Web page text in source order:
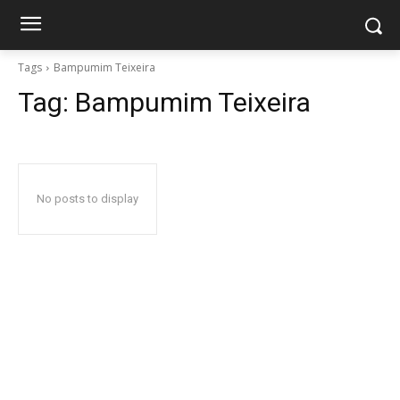
Tags Bampumim Teixeira
Tag: Bampumim Teixeira
No posts to display